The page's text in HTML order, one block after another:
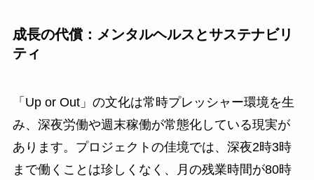
成長の代償：メンタルヘルスとサステナビリ
ティ
「Up or Out」の文化は常時プレッシャー環境を生
み、深夜労働や週末稼働が常態化している現実が
あります。プロジェクトの佳境では、深夜2時3時
まで働くことは珍しくなく、月の残業時間が80時